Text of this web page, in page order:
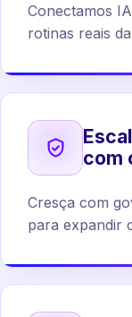
Conectamos
rotinas reais
com
Cresça com
para expandir